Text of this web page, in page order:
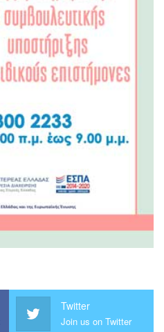
Twitter
Join us on Twitter